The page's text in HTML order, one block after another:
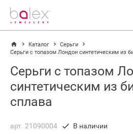
Каталог
Серьги
Серьги с топазом Лондон синтетическим из
Серьги с топазом
синтетическим из
сплава
арт. 21090004 В наличии